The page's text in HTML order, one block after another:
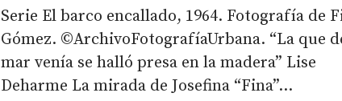
Serie El barco encallado, 1964. Fotografía de
Gómez. ©ArchivoFotografíaUrbana. “La que
mar venía se halló presa en la madera” Lise
Deharme La mirada de Josefina “Fina”...